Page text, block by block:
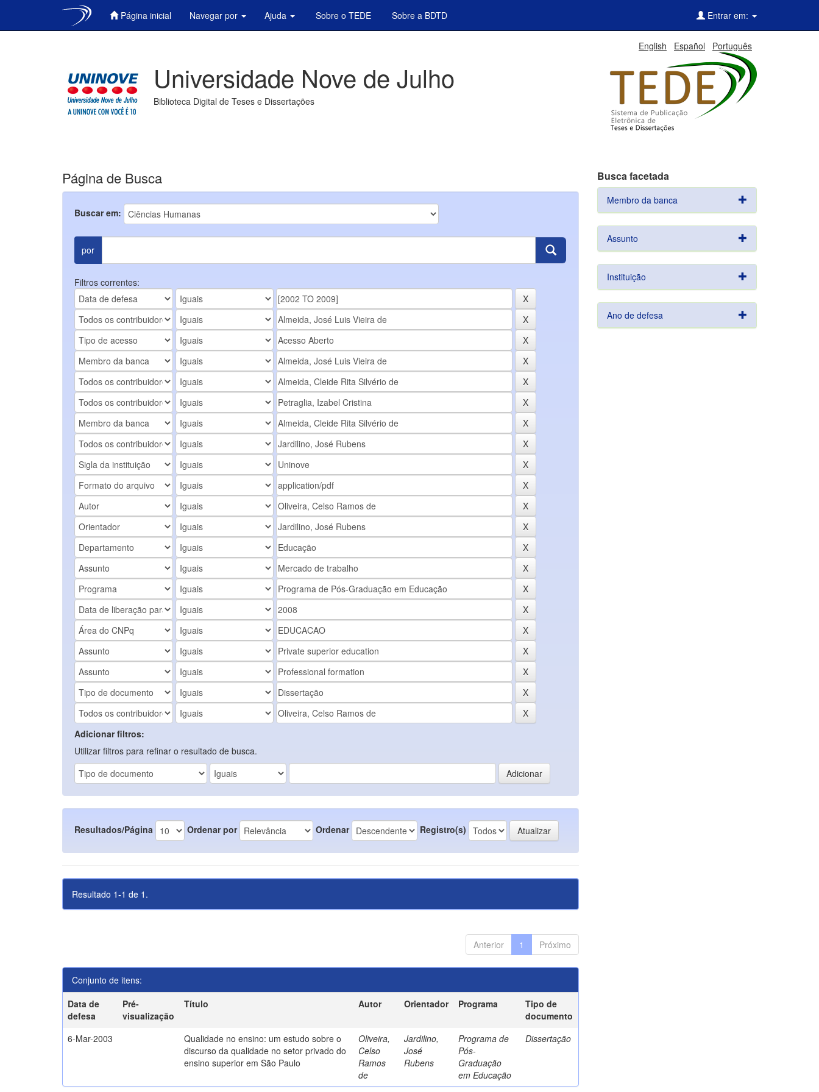
Página inicial Navegar por Ajuda Sobre o TEDE Sobre a BDTD Entrar em:
English Español Português
Universidade Nove de Julho
Biblioteca Digital de Teses e Dissertações
Página de Busca
Buscar em:
por
Filtros correntes:
Adicionar filtros:
Utilizar filtros para refinar o resultado de busca.
Resultados/Página Ordenar por Ordenar Registro(s)
Resultado 1-1 de 1.
Anterior 1 Próximo
Conjunto de itens:
Data de
defesa
Pré-
visualização
Título Autor Orientador Programa
Tipo de
documento
6-Mar-2003
Qualidade no ensino: um estudo sobre o
discurso da qualidade no setor privado do
ensino superior em São Paulo
Oliveira,
Celso
Ramos
de
Jardilino,
José
Rubens
Programa de
Pós-
Graduação
em Educação
Dissertação
Busca facetada
Membro da banca
Assunto
Instituição
Ano de defesa